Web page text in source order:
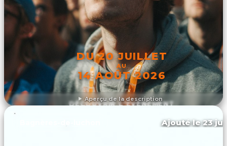
Aperçu de la description
DU 20 JUILLET
AU
14 AOÛT 2026
DÉCOUVRIR L'ÉVÉNEMENT
Ajouté le 23